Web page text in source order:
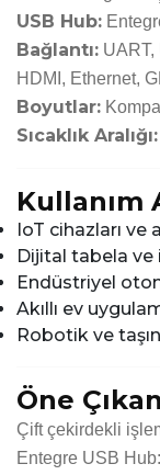
USB Hub:
Bağlantı: UART,
HDMI, Ethernet,
Boyutlar:
Sıcaklık Aralığı:
Kullanım
IoT cihazları ve
Dijital tabela
Endüstriyel
Akıllı ev
Robotik ve
Öne
Çift çekirdekli
Entegre USB